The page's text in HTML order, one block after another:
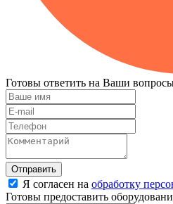
Готовы ответить на Ваши
Отправить
Я согласен на обработку
Готовы предоставить